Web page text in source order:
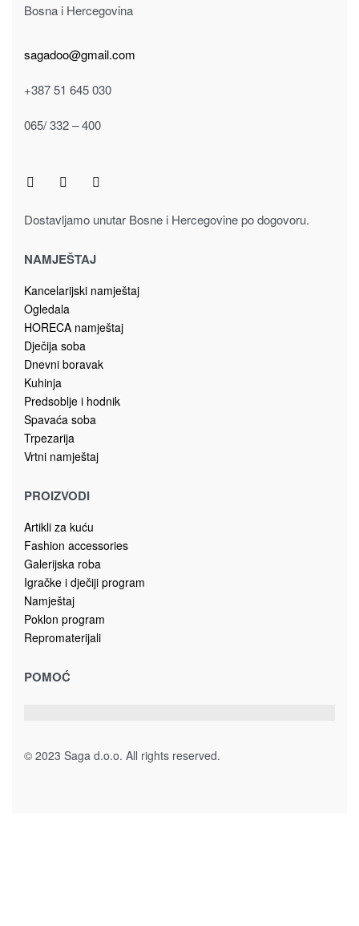
Bosna i Hercegovina
sagadoo@gmail.com
+387 51 645 030
065/ 332 – 400
Dostavljamo unutar Bosne i Hercegovine po dogovoru.
NAMJEŠTAJ
Kancelarijski namještaj
Ogledala
HORECA namještaj
Dječija soba
Dnevni boravak
Kuhinja
Predsoblje i hodnik
Spavaća soba
Trpezarija
Vrtni namještaj
PROIZVODI
Artikli za kuću
Fashion accessories
Galerijska roba
Igračke i dječiji program
Namještaj
Poklon program
Repromaterijali
POMOĆ
© 2023 Saga d.o.o. All rights reserved.